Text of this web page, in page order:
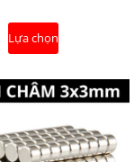
Lựa chọn